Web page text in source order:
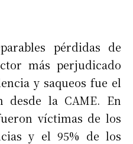
pérdidas de
más perjudicado
y saqueos fue el
desde la CAME. En
víctimas de los
y el 95% de los